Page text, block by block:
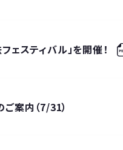
ェスティバル」を開催！
案内（7/31）